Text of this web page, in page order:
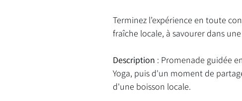
Terminez l’expérience en toute
fraîche locale, à savourer dans
Description : Promenade guidée
Yoga, puis d'un moment de
d'une boisson locale.